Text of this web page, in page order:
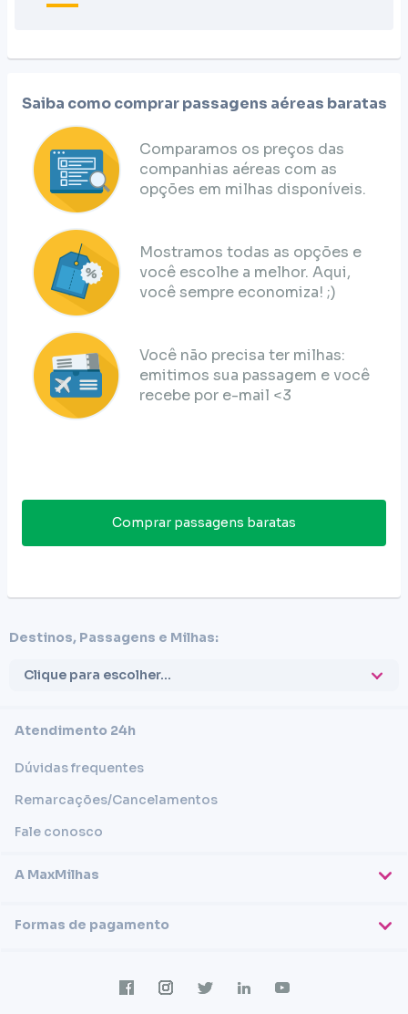
Saiba como comprar passagens aéreas baratas
Comparamos os preços das
companhias aéreas com as
opções em milhas disponíveis.
Mostramos todas as opções e
você escolhe a melhor. Aqui,
você sempre economiza! ;)
Você não precisa ter milhas:
emitimos sua passagem e você
recebe por e-mail <3
Comprar passagens baratas
Destinos, Passagens e Milhas:
Clique para escolher...
A MaxMilhas
Atendimento 24h
Dúvidas frequentes
Remarcações/Cancelamentos
Fale conosco
Formas de pagamento